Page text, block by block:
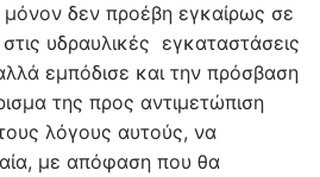
δεν προέβη εγκαίρως σε
υδραυλικές εγκαταστάσεις
εμπόδισε και την πρόσβαση
της προς αντιμετώπιση
λόγους αυτούς, να
με απόφαση που θα